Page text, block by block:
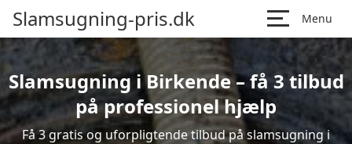
Slamsugning-pris.dk Menu
Slamsugning i Birkende – få 3 tilbud
på professionel hjælp
Få 3 gratis og uforpligtende tilbud på slamsugning i